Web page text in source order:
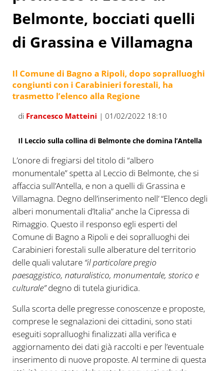
Belmonte, bocciati quelli
di Grassina e Villamagna
Il Comune di Bagno a Ripoli, dopo sopralluoghi
congiunti con i Carabinieri forestali, ha
trasmetto l’elenco alla Regione
di Francesco Matteini | 01/02/2022 18:10
Il Leccio sulla collina di Belmonte che domina l’Antella
L’onore di fregiarsi del titolo di “albero
monumentale” spetta al Leccio di Belmonte, che si
affaccia sull’Antella, e non a quelli di Grassina e
Villamagna. Degno dell’inserimento nell’ “Elenco degli
alberi monumentali d’Italia” anche la Cipressa di
Rimaggio. Questo il responso egli esperti del
Comune di Bagno a Ripoli e dei sopralluoghi dei
Carabinieri forestali sulle alberature del territorio
delle quali valutare“il particolare pregio
paesaggistico, naturalistico, monumentale, storico e
culturale”degno di tutela giuridica.
Sulla scorta delle pregresse conoscenze e proposte,
comprese le segnalazioni dei cittadini, sono stati
eseguiti sopralluoghi finalizzati alla verifica e
aggiornamento dei dati già raccolti e per l’eventuale
inserimento di nuove proposte. Al termine di questa